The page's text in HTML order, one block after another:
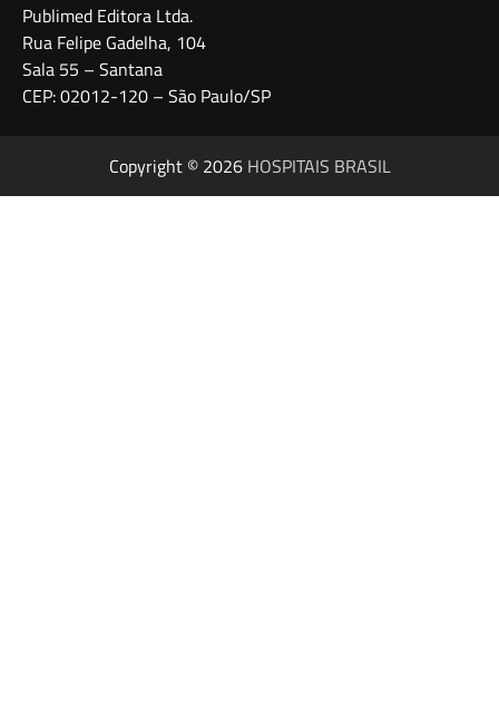
Publimed Editora Ltda.
Rua Felipe Gadelha, 104
Sala 55 – Santana
CEP: 02012-120 – São Paulo/SP
Copyright © 2026 HOSPITAIS BRASIL